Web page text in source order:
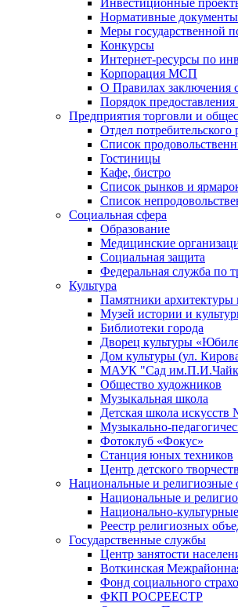
Инвестиционные
Нормативные документы
Меры государственной
Конкурсы
Интернет-ресурсы по
Корпорация МСП
О Правилах заключения
Порядок
Предприятия торговли и
Отдел
Список
Гостиницы
Кафе, бистро
Cписок рынков и
Список
Социальная сфера
Образование
Медицинские
Социальная защита
Федеральная служба по
Культура
Памятники архитектуры
Музей истории и
Библиотеки города
Дворец культуры
Дом культуры (ул.
МАУК "Сад
Общество художников
Музыкальная школа
Детская школа искусств
Музыкально-
Фотоклуб «Фокус»
Станция юных техников
Центр детского
Национальные и религиозные
Национальные и
Национально-
Реестр религиозных
Государственные службы
Центр занятости
Воткинская
Фонд социального
ФКП РОСРЕЕСТР